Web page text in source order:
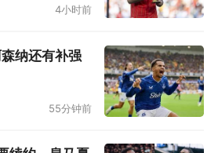
界杯。“在期限内完全康复的
结果证明，已经不可能再招
加国家队集训、打两场热身赛
所发生的一切，巴西队教练
尼尔·阿尔维斯能尽快恢复，
领袖作用能重新为巴西队服
4小时前
纳还有补强
55分钟前